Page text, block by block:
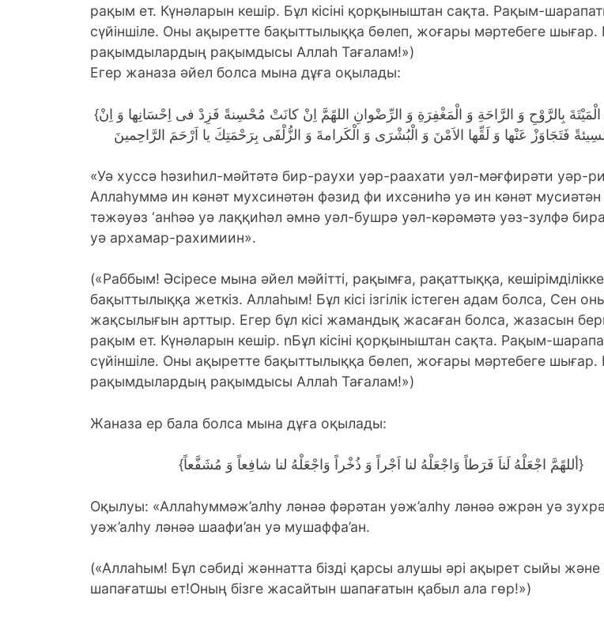
рақым ет. Күнәларын кешір. Бұл кісіні қорқыныштан сақта. Рақым-
сүйіншіле. Оны ақыретте бақыттылыққа бөлеп, жоғары мәртебеге шығар.
рақымдылардың рақымдысы Аллаһ Тағалам!»)
Егер жаназа әйел болса мына дұға оқылады:
{وَ خُصَّ هَذه الْمَيْتَةَ بِالرَّوْحِ وَ الرَّاحَةِ وَ الْمَغْفِرَةِ وَ الرِّضْوانِ اللهًمَّ اِنْ كانَتْ مُحْسِنةً فَزِدْ فى اِحْسَانِها وَ اِنْ
«Уә хуссә һәзиһил-мәйтәтә бир-раухи уәр-раахати уәл-мәғфирәти уәр-
Аллаһуммә ин кәнәт мухсинәтән фәзид фи ихсәниһә уә ин кәнәт
тәжәуәз ‘анһәә уә лаққиһәл әмнә уәл-бушрә уәл-кәрәмәтә уәз-зулфә
уә архамар-рахимиин».
(«Раббым! Әсіресе мына әйел мәйітті, рақымға, рақаттыққа,
бақыттылыққа жеткіз. Аллаһым! Бұл кісі ізгілік істеген адам болса, Сен
жақсылығын арттыр. Егер бұл кісі жамандық жасаған болса, жазасын
рақым ет. Күнәларын кешір. nБұл кісіні қорқыныштан сақта. Рақым-
сүйіншіле. Оны ақыретте бақыттылыққа бөлеп, жоғары мәртебеге шығар.
рақымдылардың рақымдысы Аллаһ Тағалам!»)
Жаназа ер бала болса мына дұға оқылады:
{أللهًمَّ اجْعَلْهُ لَناَ فَرَطاً وَاجْعَلْهُ لنا اَجْراً وَ ذُخْراً وَاجْعَلْهُ لنا شافِعاً وَ مُشَفَّعاً}
Оқылуы: «Аллаһуммәж’алһу ләнәә фәрәтан уәж’алһу ләнәә әжрән уә
уәж’алһу ләнәә шаафи’ан уә мушаффа’ан.
(«Аллаһым! Бұл сәбиді жәннатта бізді қарсы алушы әрі ақырет сыйы және
шапағатшы ет!Оның бізге жасайтын шапағатын қабыл ала гөр!»)